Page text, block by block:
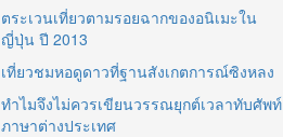
ตระเวนเที่ยวตามรอยฉากของอนิเมะใน
ญี่ปุ่น ปี 2013
เที่ยวชมหอดูดาวที่ฐานสังเกตการณ์ซิงหลง
ทำไมจึงไม่ควรเขียนวรรณยุกต์เวลาทับศัพท์
ภาษาต่างประเทศ